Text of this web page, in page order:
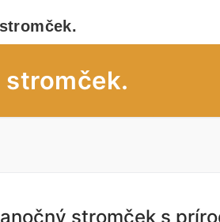
stromček s